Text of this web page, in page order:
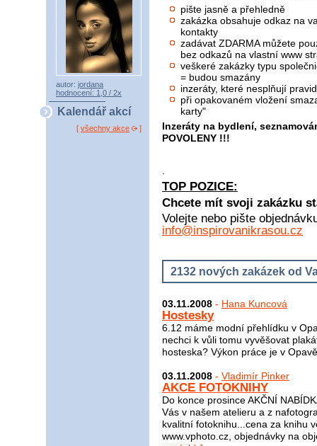
autor: jordana
hodnocení: 1,0 / 2x
Kalendář akcí
[ všechny akce ]
pište jasně a přehledně
zakázka obsahuje odkaz na
kontakty
zadávat ZDARMA můžete
bez odkazů na vlastní www
veškeré zakázky typu
= budou smazány
inzeráty, které nesplňují
při opakovaném vložení
karty"
Inzeráty na bydlení,
POVOLENY !!!
TOP POZICE:
Chcete mít svoji zakázku
Volejte nebo pište
info@inspirovanikrasou.cz
2132 nových zakázek od
03.11.2008 - Hana Kuncová
Hostesky
6.12 máme modní přehlídku v
nechci k vůli tomu vyvěšovat
hosteska? Výkon práce je v
03.11.2008 - Vladimír Pinker
AKCE FOTOKNIHY
Do konce prosince AKČNÍ
Vás v našem atelieru a z
kvalitní fotoknihu...cena za knihu
www.vphoto.cz, objednávky na